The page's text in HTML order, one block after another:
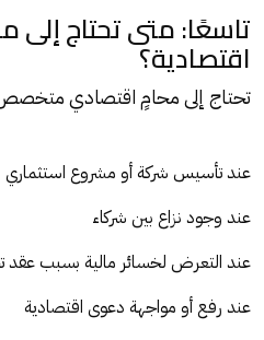
تاسعًا: متى تحتاج
اقتصادية؟
تحتاج إلى محامٍ اقتصادي متخصص
عند تأسيس شركة أو مشروع استثماري
عند وجود نزاع بين شركاء
عند التعرض لخسائر مالية بسبب عقد
عند رفع أو مواجهة دعوى اقتصادية